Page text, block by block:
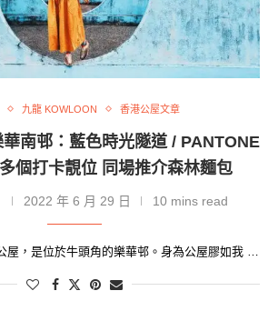
九龍 KOWLOON 香港公屋文章
華南邨：藍色時光隧道 / PANTONE
個打卡靚位 同場推介森林麵包
2022 年 6 月 29 日 10 mins read
屋，是位於牛頭角的樂華邨。身為公屋膠如我 …